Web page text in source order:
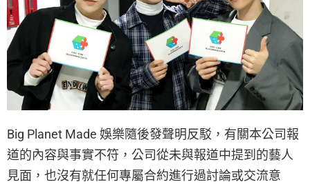
Big Planet Made 娛樂隨後發聲明反駁，有關本公司報
道的內容與事實不符，公司從未與報道中提到的藝人
見面，也沒有就任何專屬合約進行過討論或交流意